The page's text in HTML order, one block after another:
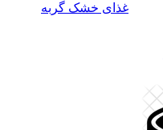
غذای خشک گربه